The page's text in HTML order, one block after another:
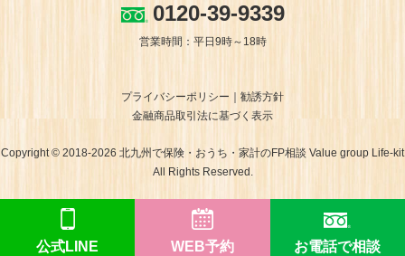
0120-39-9339
営業時間：平日9時～18時
プライバシーポリシー
勧誘方針
金融商品取引法に基づく表示
Copyright © 2018-2026 北九州で保険・おうち・家計のFP相談 Value group Life-kit
All Rights Reserved.
ホームページ制作 福岡
公式LINE WEB予約 お電話で相談